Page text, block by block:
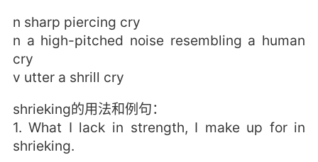
n sharp piercing cry
n a high-pitched noise resembling a human
cry
v utter a shrill cry
shrieking的用法和例句：
1. What I lack in strength, I make up for in
shrieking.